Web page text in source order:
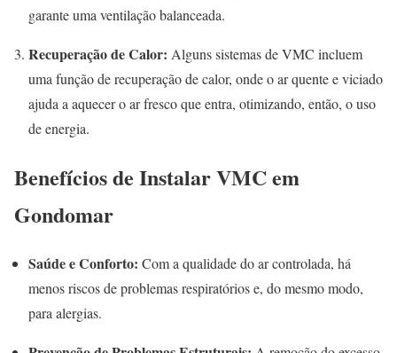
garante uma ventilação balanceada.
Recuperação de Calor: Alguns sistemas de VMC incluem
uma função de recuperação de calor, onde o ar quente e viciado
ajuda a aquecer o ar fresco que entra, otimizando, então, o uso
de energia.
Benefícios de Instalar VMC em
Gondomar
Saúde e Conforto: Com a qualidade do ar controlada, há
menos riscos de problemas respiratórios e, do mesmo modo,
para alergias.